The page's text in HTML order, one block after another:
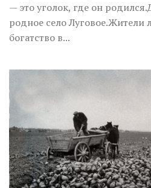
— это уголок, где он
родное село Луговое.Жители
богатство в...